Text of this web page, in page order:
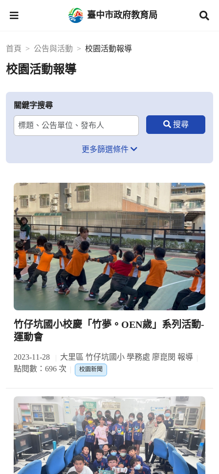
臺中市政府教育局
首頁 公告與活動 校園活動報導
校園活動報導
關鍵字搜尋
更多篩選條件
竹仔坑國小校慶「竹夢。OEN歲」系列活動-
運動會
2023-11-28
大里區 竹仔坑國小 學務處 廖崑閔 報導
點閱數：696 次
校園新聞